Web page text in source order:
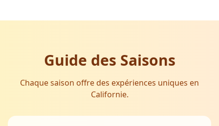
Guide des Saisons
Chaque saison offre des expériences uniques en
Californie.